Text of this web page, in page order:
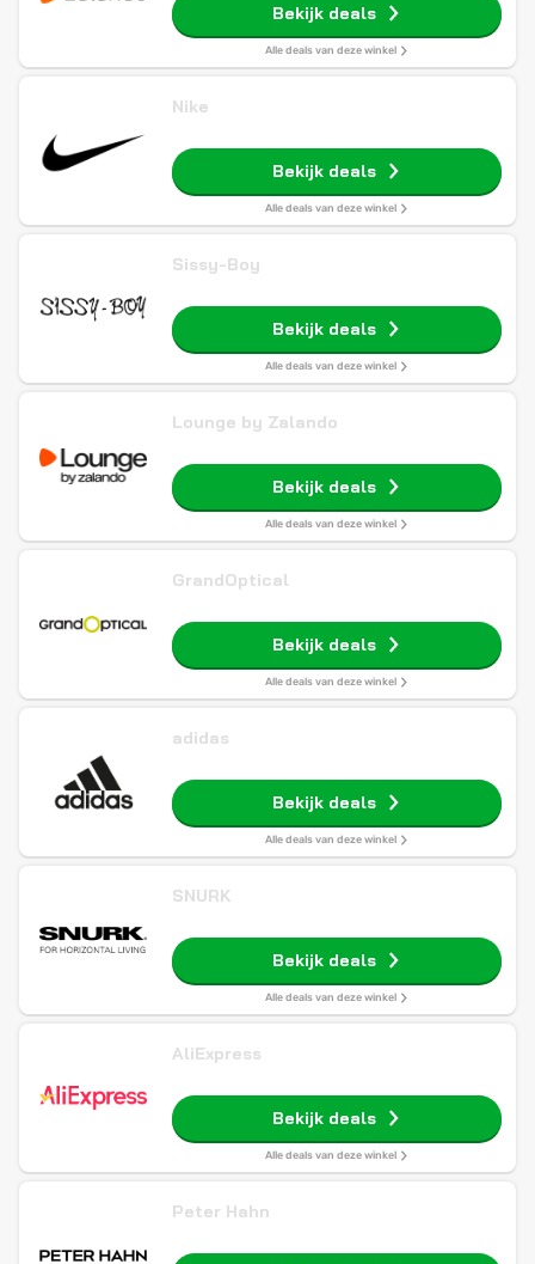
Bekijk deals
Alle deals van deze winkel
Nike
Bekijk deals
Alle deals van deze winkel
Sissy-Boy
Bekijk deals
Alle deals van deze winkel
Lounge by Zalando
Bekijk deals
Alle deals van deze winkel
GrandOptical
Bekijk deals
Alle deals van deze winkel
adidas
Bekijk deals
Alle deals van deze winkel
SNURK
Bekijk deals
Alle deals van deze winkel
AliExpress
Bekijk deals
Alle deals van deze winkel
Peter Hahn